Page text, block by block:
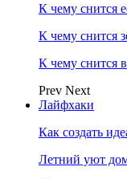
К чему снится
К чему снится
К чему снится
Prev Next
Лайфхаки
Как создать
Летний уют